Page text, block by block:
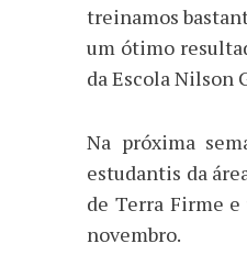
treinamos
um ótimo
da Escola Nilson
Na próxima
estudantis da
de Terra Firme
novembro.